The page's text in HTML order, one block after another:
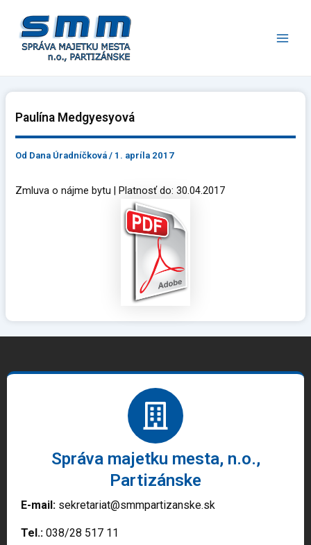
obsah
Paulína Medgyesyová
Od Dana Úradníčková/ 1. apríla 2017
Zmluva o nájme bytu | Platnosť do: 30.04.2017
Správa majetku mesta, n.o.,
Partizánske
E-mail: sekretariat@smmpartizanske.sk
Tel.: 038/28 517 11